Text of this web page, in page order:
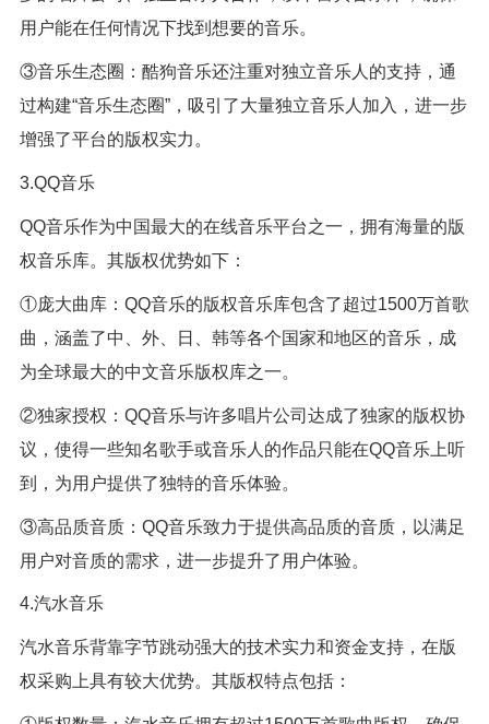
用户能在任何情况下找到想要的音乐。
③音乐生态圈：酷狗音乐还注重对独立音乐人的支持，通
过构建“音乐生态圈”，吸引了大量独立音乐人加入，进一步
增强了平台的版权实力。
3.QQ音乐
QQ音乐作为中国最大的在线音乐平台之一，拥有海量的版
权音乐库。其版权优势如下：
①庞大曲库：QQ音乐的版权音乐库包含了超过1500万首歌
曲，涵盖了中、外、日、韩等各个国家和地区的音乐，成
为全球最大的中文音乐版权库之一。
②独家授权：QQ音乐与许多唱片公司达成了独家的版权协
议，使得一些知名歌手或音乐人的作品只能在QQ音乐上听
到，为用户提供了独特的音乐体验。
③高品质音质：QQ音乐致力于提供高品质的音质，以满足
用户对音质的需求，进一步提升了用户体验。
4.汽水音乐
汽水音乐背靠字节跳动强大的技术实力和资金支持，在版
权采购上具有较大优势。其版权特点包括：